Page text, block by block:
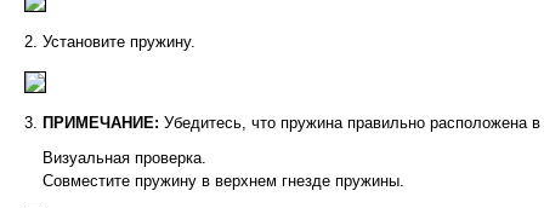
Установите пружину.
ПРИМЕЧАНИЕ: Убедитесь, что пружина правильно расположена
Визуальная проверка.
Совместите пружину в верхнем гнезде пружины.